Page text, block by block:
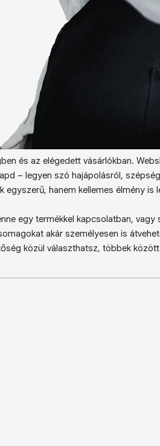
és az elégedett vásárlókban.
– legyen szó hajápolásról,
egyszerű, hanem kellemes élmény
egy termékkel kapcsolatban,
akár személyesen is
közül választhatsz, többek